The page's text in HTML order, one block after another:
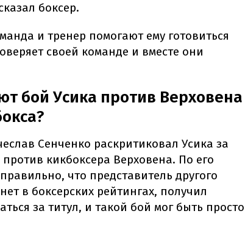
боксер.
и тренер помогают ему готовиться
своей команде и вместе они
бой Усика против Верховена
Сенченко раскритиковал Усика за
кикбоксера Верховена. По его
что представитель другого
в боксерских рейтингах, получил
за титул, и такой бой мог быть просто